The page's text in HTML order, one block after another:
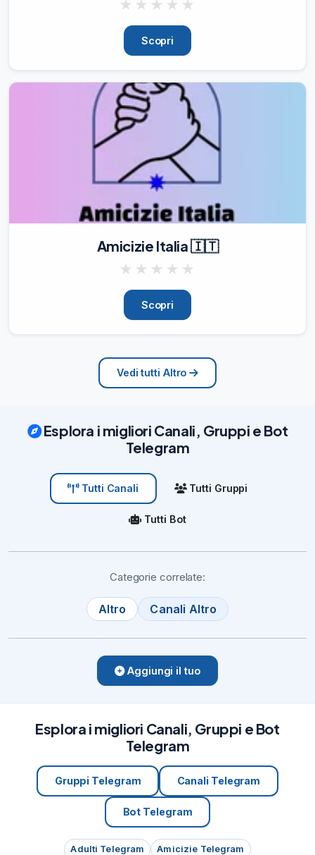
★ ★ ★ ★ ★
Scopri
Amicizie Italia 🇮🇹
★ ★ ★ ★ ★
Scopri
Vedi tutti Altro
Esplora i migliori Canali, Gruppi e Bot
Telegram
Tutti Canali Tutti Gruppi
Tutti Bot
Categorie correlate:
Altro Canali Altro
Aggiungi il tuo
Esplora i migliori Canali, Gruppi e Bot
Telegram
Gruppi Telegram Canali Telegram
Bot Telegram
Adulti Telegram
Amicizie Telegram